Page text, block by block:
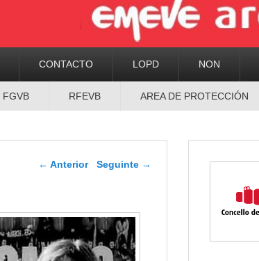
CONTACTO LOPD NON
FGVB RFEVB AREA DE PROTECCIÓN
Navegador de artigos
← Anterior Seguinte →